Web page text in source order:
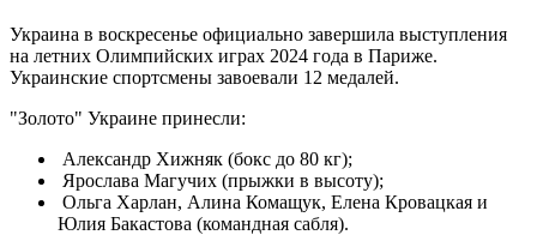
Украина в воскресенье официально завершила выступления
на летних Олимпийских играх 2024 года в Париже.
Украинские спортсмены завоевали 12 медалей.
"Золото" Украине принесли:
Александр Хижняк (бокс до 80 кг);
Ярослава Магучих (прыжки в высоту);
Ольга Харлан, Алина Комащук, Елена Кровацкая и
Юлия Бакастова (командная сабля).